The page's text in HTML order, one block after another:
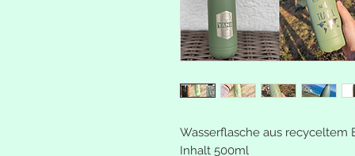
Wasserflasche aus recyceltem
Inhalt 500ml